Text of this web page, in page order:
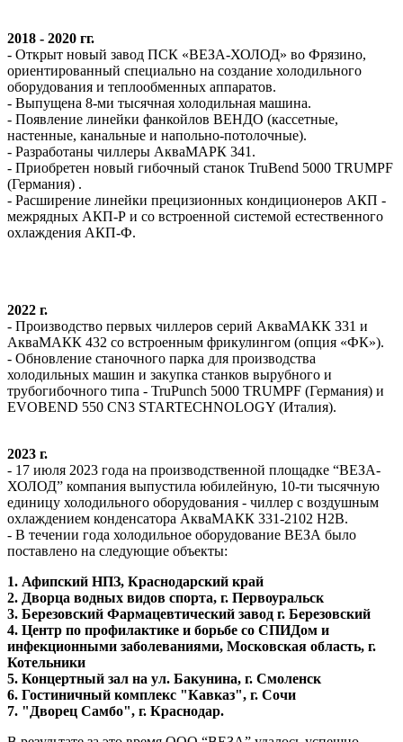
2018 - 2020 гг.
- Открыт новый завод ПСК «ВЕЗА-ХОЛОД» во Фрязино,
ориентированный специально на создание холодильного
оборудования и теплообменных аппаратов.
- Выпущена 8-ми тысячная холодильная машина.
- Появление линейки фанкойлов ВЕНДО (кассетные,
настенные, канальные и напольно-потолочные).
- Разработаны чиллеры АкваМАРК 341.
- Приобретен новый гибочный станок TruBend 5000 TRUMPF
(Германия) .
- Расширение линейки прецизионных кондиционеров АКП -
межрядных АКП-Р и со встроенной системой естественного
охлаждения АКП-Ф.
2022 г.
- Производство первых чиллеров серий АкваМАКК 331 и
АкваМАКК 432 со встроенным фрикулингом (опция «ФК»).
- Обновление станочного парка для производства
холодильных машин и закупка станков вырубного и
трубогибочного типа - TruPunch 5000 TRUMPF (Германия) и
EVOBEND 550 CN3 STARTECHNOLOGY (Италия).
2023 г.
- 17 июля 2023 года на производственной площадке “ВЕЗА-
ХОЛОД” компания выпустила юбилейную, 10-ти тысячную
единицу холодильного оборудования - чиллер с воздушным
охлаждением конденсатора АкваМАКК 331-2102 Н2В.
- В течении года холодильное оборудование ВЕЗА было
поставлено на следующие объекты:
1. Афипский НПЗ, Краснодарский край
2. Дворца водных видов спорта, г. Первоуральск
3. Березовский Фармацевтический завод г. Березовский
4. Центр по профилактике и борьбе со СПИДом и
инфекционными заболеваниями, Московская область, г.
Котельники
5. Концертный зал на ул. Бакунина, г. Смоленск
6. Гостиничный комплекс "Кавказ", г. Сочи
7. "Дворец Самбо", г. Краснодар.